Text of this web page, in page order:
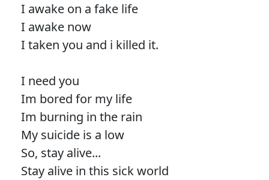
I awake on a fake life
I awake now
I taken you and i killed it.
I need you
Im bored for my life
Im burning in the rain
My suicide is a low
So, stay alive...
Stay alive in this sick world